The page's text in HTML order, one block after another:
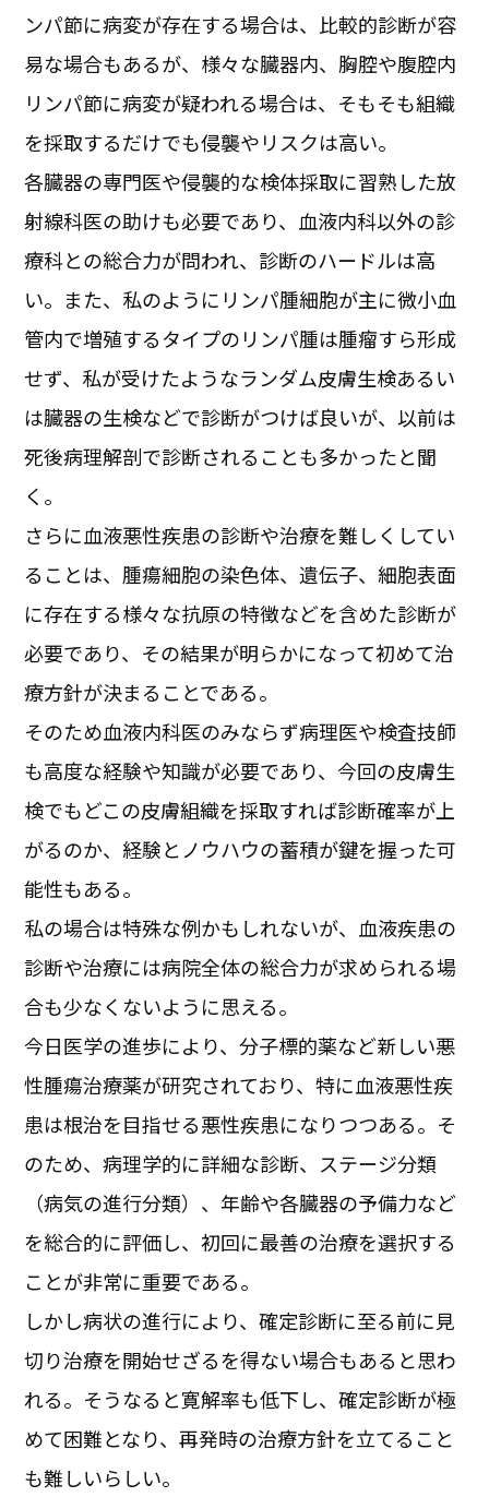
ンパ節に病変が存在する場合は、比較的診断が容
易な場合もあるが、様々な臓器内、胸腔や腹腔内
リンパ節に病変が疑われる場合は、そもそも組織
を採取するだけでも侵襲やリスクは高い。
各臓器の専門医や侵襲的な検体採取に習熟した放
射線科医の助けも必要であり、血液内科以外の診
療科との総合力が問われ、診断のハードルは高
い。また、私のようにリンパ腫細胞が主に微小血
管内で増殖するタイプのリンパ腫は腫瘤すら形成
せず、私が受けたようなランダム皮膚生検あるい
は臓器の生検などで診断がつけば良いが、以前は
死後病理解剖で診断されることも多かったと聞
く。
さらに血液悪性疾患の診断や治療を難しくしてい
ることは、腫瘍細胞の染色体、遺伝子、細胞表面
に存在する様々な抗原の特徴などを含めた診断が
必要であり、その結果が明らかになって初めて治
療方針が決まることである。
そのため血液内科医のみならず病理医や検査技師
も高度な経験や知識が必要であり、今回の皮膚生
検でもどこの皮膚組織を採取すれば診断確率が上
がるのか、経験とノウハウの蓄積が鍵を握った可
能性もある。
私の場合は特殊な例かもしれないが、血液疾患の
診断や治療には病院全体の総合力が求められる場
合も少なくないように思える。
今日医学の進歩により、分子標的薬など新しい悪
性腫瘍治療薬が研究されており、特に血液悪性疾
患は根治を目指せる悪性疾患になりつつある。そ
のため、病理学的に詳細な診断、ステージ分類
（病気の進行分類）、年齢や各臓器の予備力など
を総合的に評価し、初回に最善の治療を選択する
ことが非常に重要である。
しかし病状の進行により、確定診断に至る前に見
切り治療を開始せざるを得ない場合もあると思わ
れる。そうなると寛解率も低下し、確定診断が極
めて困難となり、再発時の治療方針を立てること
も難しいらしい。